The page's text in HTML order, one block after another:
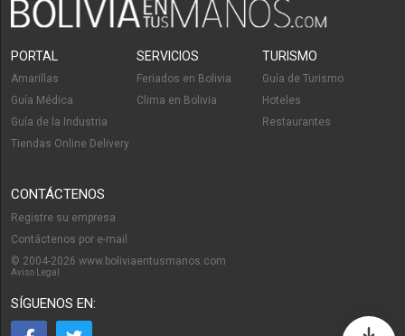
PORTAL
Amarillas
Guía Médica
Guía de la Industria
Tiendas Online Delivery
SERVICIOS
Feriados en Bolivia
Clima en Bolivia
TURISMO
Guía de Turismo
Hoteles
Restaurantes
CONTÁCTENOS
Registre su empresa
Contáctenos por e-mail
© 2004-2026 www.boliviaentusmanos.com
Aviso Legal
SÍGUENOS EN: